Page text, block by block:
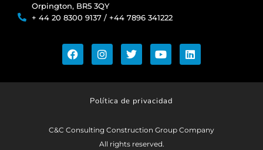
Orpington, BR5 3QY
+ 44 20 8300 9137 / +44 7896 341222
Política de privacidad
C&C Consulting Construction Group Company
All rights reserved.